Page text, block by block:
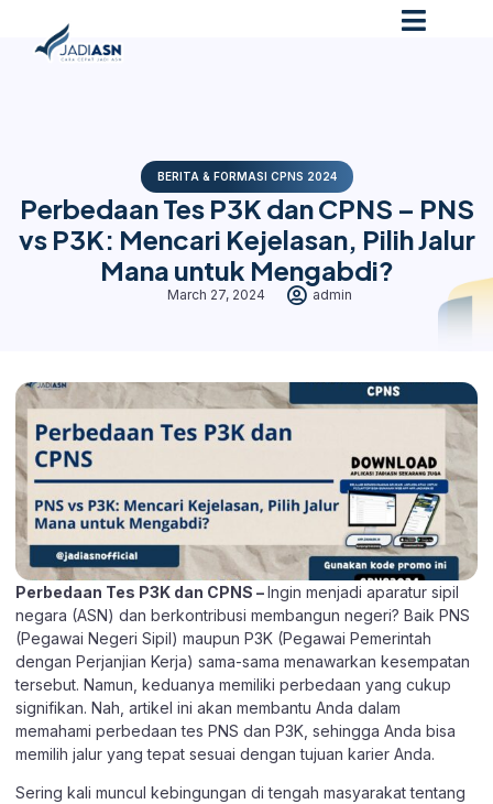
BERITA & FORMASI CPNS 2024
Perbedaan Tes P3K dan CPNS – PNS
vs P3K: Mencari Kejelasan, Pilih Jalur
Mana untuk Mengabdi?
March 27, 2024 admin
Perbedaan Tes P3K dan CPNS –Ingin menjadi aparatur sipil
negara (ASN) dan berkontribusi membangun negeri? Baik PNS
(Pegawai Negeri Sipil) maupun P3K (Pegawai Pemerintah
dengan Perjanjian Kerja) sama-sama menawarkan kesempatan
tersebut. Namun, keduanya memiliki perbedaan yang cukup
signifikan. Nah, artikel ini akan membantu Anda dalam
memahami perbedaan tes PNS dan P3K, sehingga Anda bisa
memilih jalur yang tepat sesuai dengan tujuan karier Anda.
Sering kali muncul kebingungan di tengah masyarakat tentang